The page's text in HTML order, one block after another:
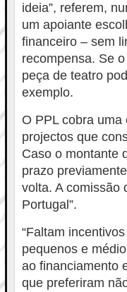
ideia”, referem,
um apoiante
financeiro – sem
recompensa. Se
peça de teatro
exemplo.
O PPL cobra
projectos que
Caso o montante
prazo
volta. A comissão
Portugal”.
“Faltam
pequenos e
ao financiamento
que preferiram